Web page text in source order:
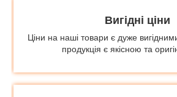
Вигідні ціни
Ціни на наші товари є дуже
продукція є якісною та